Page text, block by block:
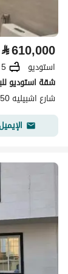
⃁610,000
استوديو 5
شقة استوديو
شارع اشبيليه 150، حي اشبيليا، الجبيل